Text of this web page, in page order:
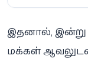
இதனால், இன்று
மக்கள் ஆவலுடன்